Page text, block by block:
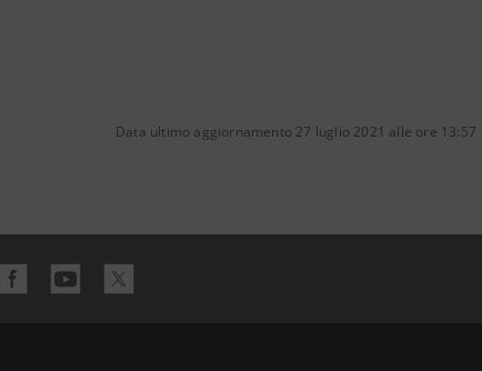
Data ultimo aggiornamento 27 luglio 2021 alle ore 13:57